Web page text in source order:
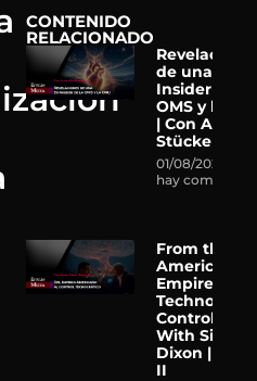
CONTENIDO
RELACIONADO
de una Ex-
Insider de la
OMS y la
| Con Astrid
01/08/2026
hay
From the
American
Empire to
Control |
With Simon
Dixon | Part
II